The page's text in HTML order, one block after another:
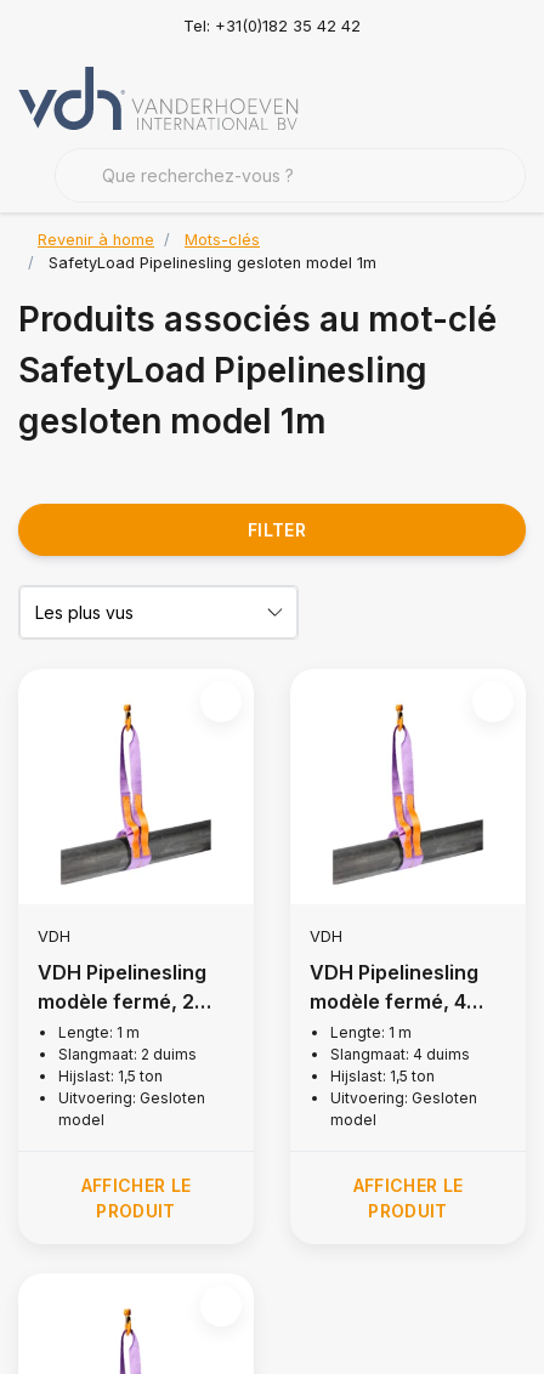
Tel: +31(0)182 35 42 42
Revenir à home
Mots-clés
SafetyLoad Pipelinesling gesloten model 1m
Produits associés au mot-clé
SafetyLoad Pipelinesling
gesloten model 1m
FILTER
VDH
VDH Pipelinesling
modèle fermé, 2
inchLengte: 1 m
Slangmaat: 2 duims
Hijslast: 1,5 ton
Uitvoering: Gesloten
model
AFFICHER LE
PRODUIT
VDH
VDH Pipelinesling
modèle fermé, 4
inchLengte: 1 m
Slangmaat: 4 duims
Hijslast: 1,5 ton
Uitvoering: Gesloten
model
AFFICHER LE
PRODUIT